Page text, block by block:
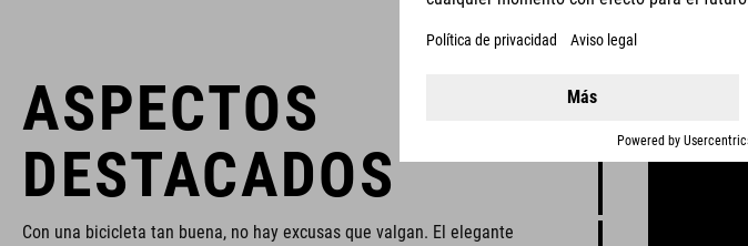
ASPECTOS
DESTACADOS
Con una bicicleta tan buena, no hay excusas que valgan. El elegante